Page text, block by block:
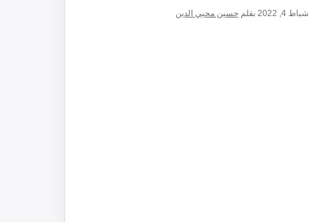
شباط 4, 2022 بقلمحسين محيي الدين